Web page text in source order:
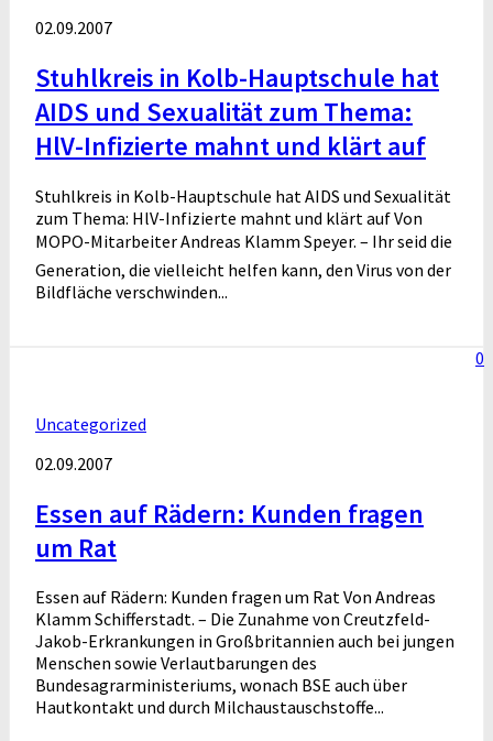
02.09.2007
Stuhlkreis in Kolb-Hauptschule hat
AIDS und Sexualität zum Thema:
HlV-Infizierte mahnt und klärt auf
Stuhlkreis in Kolb-Hauptschule hat AIDS und Sexualität
zum Thema: HlV-Infizierte mahnt und klärt auf Von
MOPO-Mitarbeiter Andreas Klamm Speyer. – Ihr seid die
Generation, die vielleicht helfen kann, den Virus von der
Bildfläche verschwinden...
0
Uncategorized
02.09.2007
Essen auf Rädern: Kunden fragen
um Rat
Essen auf Rädern: Kunden fragen um Rat Von Andreas
Klamm Schifferstadt. – Die Zunahme von Creutzfeld-
Jakob-Erkrankungen in Großbritannien auch bei jungen
Menschen sowie Verlautbarungen des
Bundesagrarministeriums, wonach BSE auch über
Hautkontakt und durch Milchaustauschstoffe...